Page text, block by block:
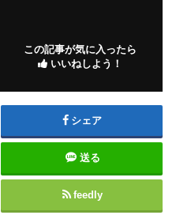
この記事が気に入ったら
いいねしよう！
シェア
送る
feedly